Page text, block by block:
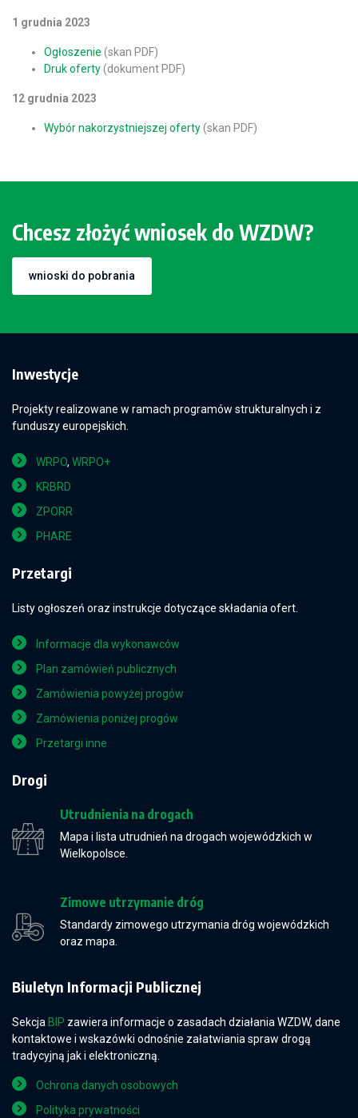
1 grudnia 2023
Ogłoszenie (skan PDF)
Druk oferty(dokument PDF)
12 grudnia 2023
Wybór nakorzystniejszej oferty(skan PDF)
Chcesz złożyć wniosek do WZDW?
wnioski do pobrania
Inwestycje
Projekty realizowane w ramach programów strukturalnych i z
funduszy europejskich.
WRPO, WRPO+
KRBRD
ZPORR
PHARE
Przetargi
Listy ogłoszeń oraz instrukcje dotyczące składania ofert.
Informacje dla wykonawców
Plan zamówień publicznych
Zamówienia powyżej progów
Zamówienia poniżej progów
Przetargi inne
Drogi
Utrudnienia na drogach
Mapa i lista utrudnień na drogach wojewódzkich w
Wielkopolsce.
Zimowe utrzymanie dróg
Standardy zimowego utrzymania dróg wojewódzkich
oraz mapa.
Biuletyn Informacji Publicznej
Sekcja BIP zawiera informacje o zasadach działania WZDW, dane
kontaktowe i wskazówki odnośnie załatwiania spraw drogą
tradycyjną jak i elektroniczną.
Ochrona danych osobowych
Polityka prywatności